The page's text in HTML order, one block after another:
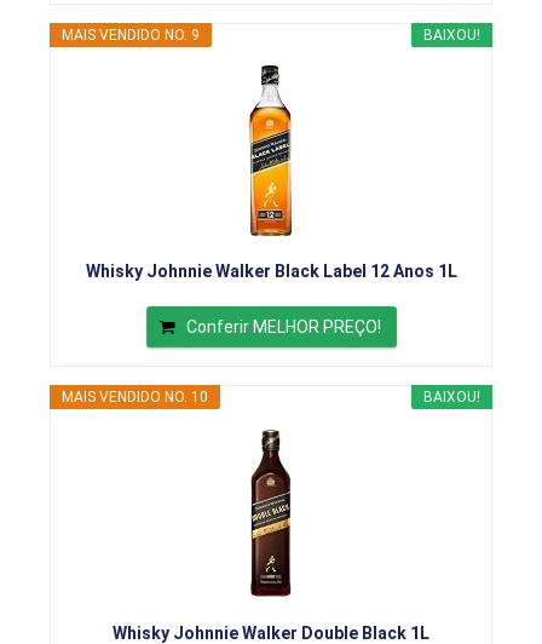
BAIXOU!
MAIS VENDIDO NO. 9
Whisky Johnnie Walker Black Label 12 Anos 1L
Conferir MELHOR PREÇO!
BAIXOU!
MAIS VENDIDO NO. 10
Whisky Johnnie Walker Double Black 1L